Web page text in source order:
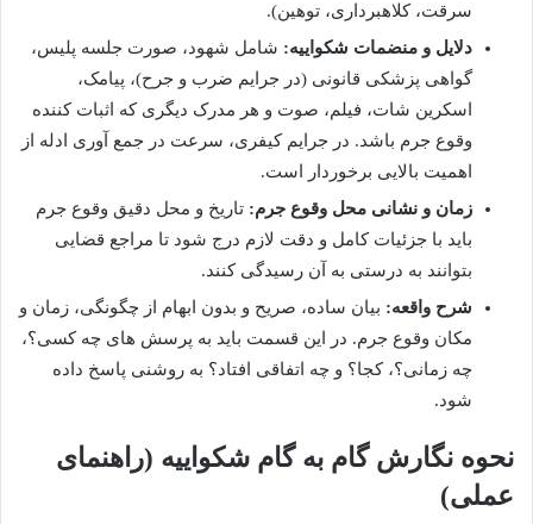
سرقت، کلاهبرداری، توهین).
دلایل و منضمات شکواییه: شامل شهود، صورت جلسه پلیس،
گواهی پزشکی قانونی (در جرایم ضرب و جرح)، پیامک،
اسکرین شات، فیلم، صوت و هر مدرک دیگری که اثبات کننده
وقوع جرم باشد. در جرایم کیفری، سرعت در جمع آوری ادله از
اهمیت بالایی برخوردار است.
زمان و نشانی محل وقوع جرم: تاریخ و محل دقیق وقوع جرم
باید با جزئیات کامل و دقت لازم درج شود تا مراجع قضایی
بتوانند به درستی به آن رسیدگی کنند.
شرح واقعه: بیان ساده، صریح و بدون ابهام از چگونگی، زمان و
مکان وقوع جرم. در این قسمت باید به پرسش های چه کسی؟،
چه زمانی؟، کجا؟ و چه اتفاقی افتاد؟ به روشنی پاسخ داده
شود.
نحوه نگارش گام به گام شکواییه (راهنمای
عملی)